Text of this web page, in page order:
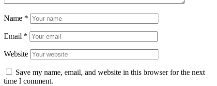
Name *
Email *
Website
Save my name, email, and website in this browser for the next
time I comment.